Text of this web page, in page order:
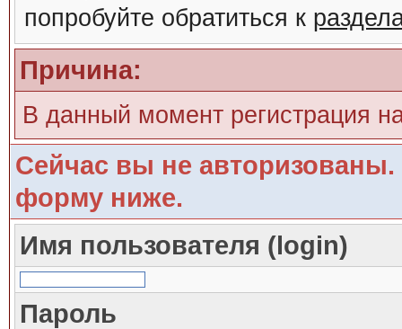
попробуйте обратиться к
Причина:
В данный момент регистрация
Сейчас вы не авторизованы.
форму ниже.
Имя пользователя (login)
Пароль